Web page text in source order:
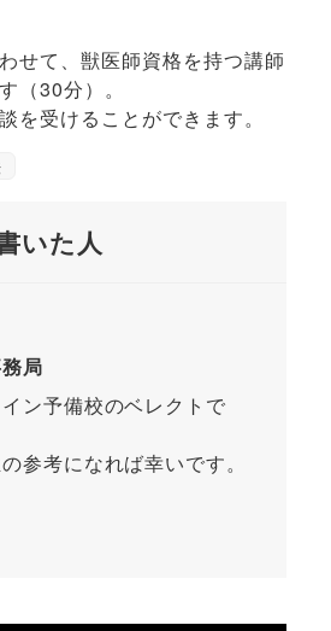
せて、獣医師資格を持つ講師
（30分）。
を受けることができます。
いた人
局
ン予備校のベレクトで
参考になれば幸いです。